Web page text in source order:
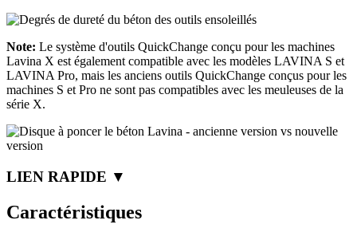
Note: Le système d'outils QuickChange conçu pour les machines
Lavina X est également compatible avec les modèles LAVINA S et
LAVINA Pro, mais les anciens outils QuickChange conçus pour les
machines S et Pro ne sont pas compatibles avec les meuleuses de la
série X.
LIEN RAPIDE ▼
Caractéristiques